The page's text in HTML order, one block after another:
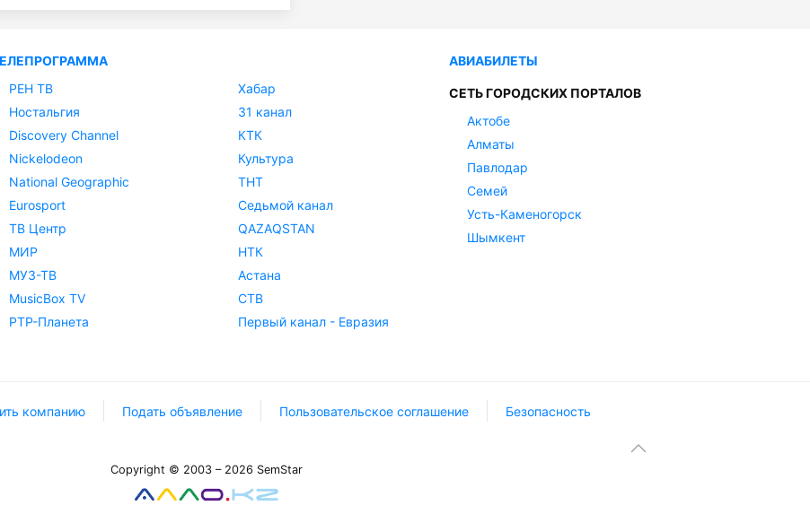
РЕН ТВ
Ностальгия
Discovery Channel
Nickelodeon
National Geographic
Eurosport
ТВ Центр
МИР
МУЗ-ТВ
MusicBox TV
РТР-Планета
Хабар
31 канал
КТК
Культура
ТНТ
Седьмой канал
QAZAQSTAN
НТК
Астана
СТВ
Первый канал - Евразия
АВИАБИЛЕТЫ
СЕТЬ ГОРОДСКИХ ПОРТАЛОВ
Актобе
Алматы
Павлодар
Семей
Усть-Каменогорск
Шымкент
компанию Подать объявление Пользовательское соглашение Безопасность
Copyright © 2003 – 2026 SemStar